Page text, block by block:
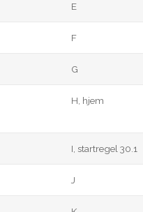
E
F
G
H, hjem
I, startregel 30.1
J